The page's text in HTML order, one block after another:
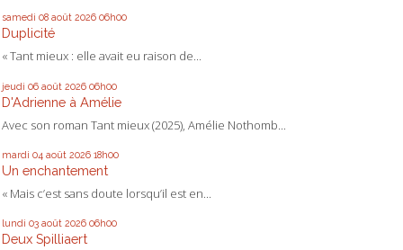
samedi 08 août 2026 06h00
Duplicité
« Tant mieux : elle avait eu raison de...
jeudi 06 août 2026 06h00
D'Adrienne à Amélie
Avec son roman Tant mieux (2025), Amélie Nothomb...
mardi 04 août 2026 18h00
Un enchantement
« Mais c’est sans doute lorsqu’il est en...
lundi 03 août 2026 06h00
Deux Spilliaert